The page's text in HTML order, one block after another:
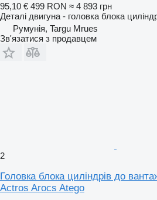
95,10 € 499 RON ≈ 4 893 грн
Деталі двигуна - головка блока
Румунія, Targu Mrues
Зв'язатися з продавцем
2
Головка блока циліндрів до
Actros Arocs Atego